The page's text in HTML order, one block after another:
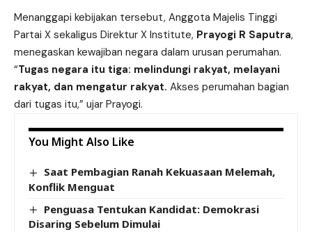
Menanggapi kebijakan tersebut, Anggota Majelis Tinggi
Partai X sekaligus Direktur X Institute, Prayogi R Saputra,
menegaskan kewajiban negara dalam urusan perumahan.
“Tugas negara itu tiga: melindungi rakyat, melayani
rakyat, dan mengatur rakyat. Akses perumahan bagian
dari tugas itu,” ujar Prayogi.
You Might Also Like
Saat Pembagian Ranah Kekuasaan Melemah,
Konflik Menguat
Penguasa Tentukan Kandidat: Demokrasi
Disaring Sebelum Dimulai